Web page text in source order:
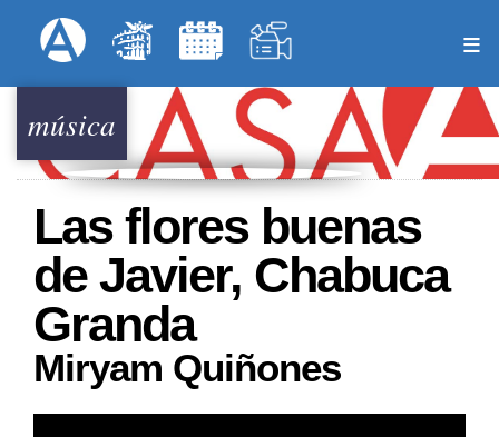
al
principal
Menú Superior
música
Las flores buenas
de Javier, Chabuca
Granda
Miryam Quiñones